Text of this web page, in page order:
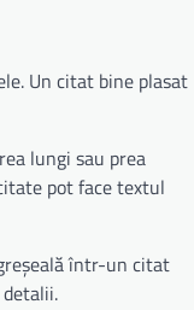
Un citat bine plasat
lungi sau prea
pot face textul
într-un citat